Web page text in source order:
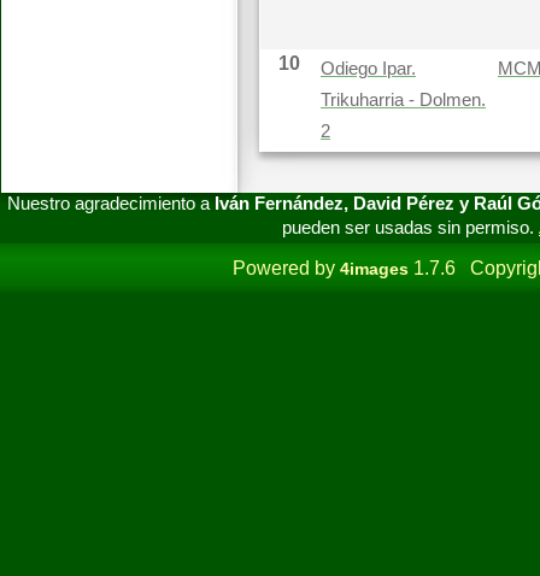
10
Odiego Ipar.
Trikuharria - Dolmen.
2
Nuestro agradecimiento a Iván Fernández, David Pérez y Raúl
pueden ser usadas sin permiso.
Powered by 4images 1.7.6